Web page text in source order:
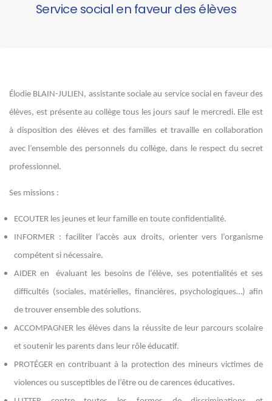
Service social en faveur des élèves
Élodie BLAIN-JULIEN, assistante sociale au service social en faveur des
élèves, est présente au collège tous les jours sauf le mercredi. Elle est
à disposition des élèves et des familles et travaille en collaboration
avec l’ensemble des personnels du collège, dans le respect du secret
professionnel.
Ses missions :
ECOUTER les jeunes et leur famille en toute confidentialité.
INFORMER : faciliter l’accès aux droits, orienter vers l’organisme
compétent si nécessaire.
AIDER en évaluant les besoins de l’élève, ses potentialités et ses
difficultés (sociales, matérielles, financières, psychologiques…) afin
de trouver ensemble des solutions.
ACCOMPAGNER les élèves dans la réussite de leur parcours scolaire
et soutenir les parents dans leur rôle éducatif.
PROTÉGER en contribuant à la protection des mineurs victimes de
violences ou susceptibles de l’être ou de carences éducatives.